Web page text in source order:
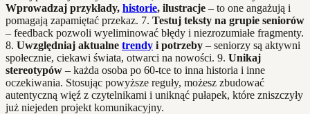
Wprowadzaj przykłady, historie, ilustracje – to one angażują i
pomagają zapamiętać przekaz. 7. Testuj teksty na grupie seniorów
– feedback pozwoli wyeliminować błędy i niezrozumiałe fragmenty.
8. Uwzględniaj aktualne trendy i potrzeby – seniorzy są aktywni
społecznie, ciekawi świata, otwarci na nowości. 9. Unikaj
stereotypów – każda osoba po 60-tce to inna historia i inne
oczekiwania. Stosując powyższe reguły, możesz zbudować
autentyczną więź z czytelnikami i uniknąć pułapek, które zniszczyły
już niejeden projekt komunikacyjny.